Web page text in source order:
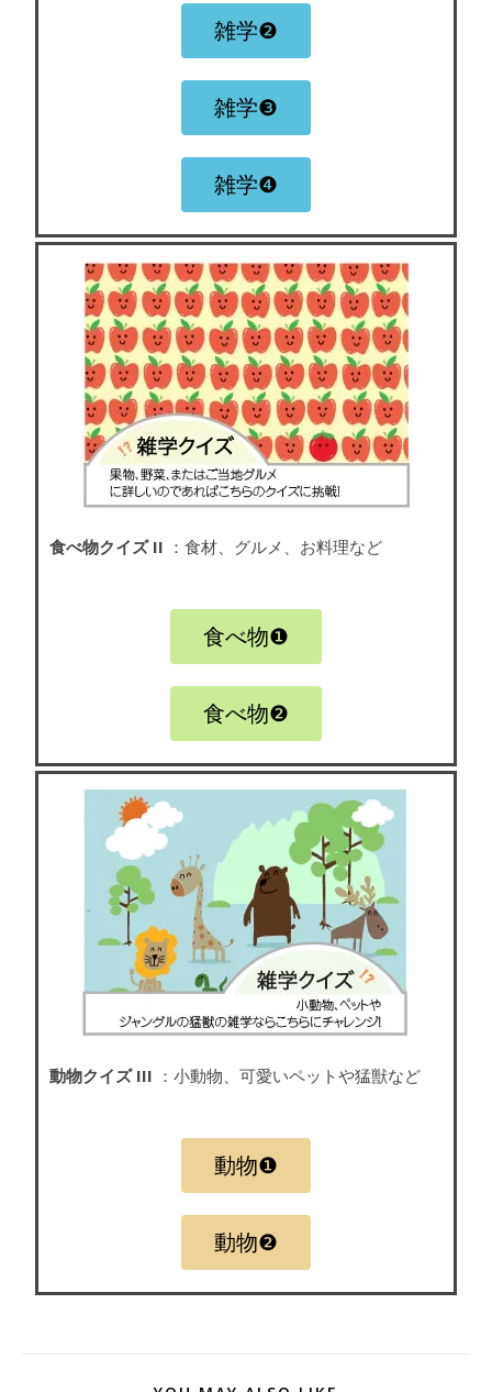
雑学❷
雑学❸
雑学❹
食べ物クイズ II ：食材、グルメ、お料理など
食べ物❶
食べ物❷
動物クイズ III ：小動物、可愛いペットや猛獣など
動物❶
動物❷